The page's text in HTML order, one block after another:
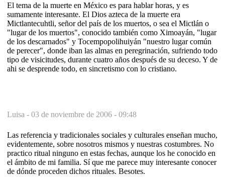
El tema de la muerte en México es para hablar horas, y es
sumamente interesante. El Dios azteca de la muerte era
Mictlantecuhtli, señor del país de los muertos, o sea el Mictlán o
"lugar de los muertos", conocido también como Ximoayán, "lugar
de los descarnados" y Tocempopolihuiyán "nuestro lugar común
de perecer", donde iban las almas en peregrinación, sufriendo todo
tipo de visicitudes, durante cuatro años después de su deceso. Y de
ahi se desprende todo, en sincretismo con lo cristiano.
Luisa - 03 de noviembre de 2006 - 09:48
Las referencia y tradicionales sociales y culturales enseñan mucho,
evidentemente, sobre nosotros mismos y nuestras costumbres. No
practico ritual ninguno en estas fechas, aunque los he conocido en
el ámbito de mi familia. Sí que me parece muy interesante conocer
de dónde proceden dichos rituales. Besotes.